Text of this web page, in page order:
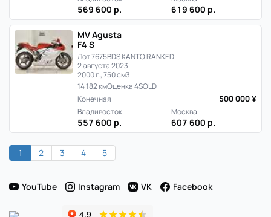
569 600 р. 619 600 р.
MV Agusta
F4 S
Лот 7675BDS KANTO RANKED
2 августа 2023
2000 г., 750 см3
14 182 кмОценка 4SOLD
Конечная
500 000 ¥
Владивосток
557 600 р.
Москва
607 600 р.
1 2 3 4 5
YouTube Instagram VK Facebook